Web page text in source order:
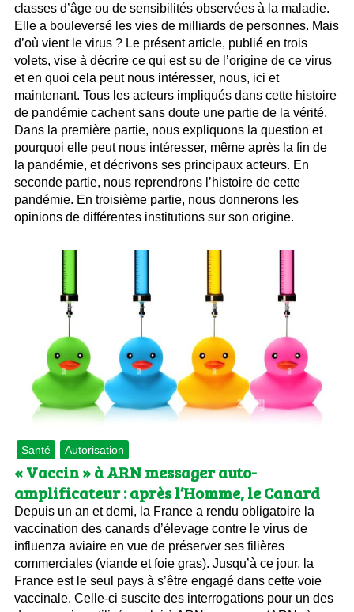
classes d’âge ou de sensibilités observées à la maladie.
Elle a bouleversé les vies de milliards de personnes. Mais
d’où vient le virus ? Le présent article, publié en trois
volets, vise à décrire ce qui est su de l’origine de ce virus
et en quoi cela peut nous intéresser, nous, ici et
maintenant. Tous les acteurs impliqués dans cette histoire
de pandémie cachent sans doute une partie de la vérité.
Dans la première partie, nous expliquons la question et
pourquoi elle peut nous intéresser, même après la fin de
la pandémie, et décrivons ses principaux acteurs. En
seconde partie, nous reprendrons l’histoire de cette
pandémie. En troisième partie, nous donnerons les
opinions de différentes institutions sur son origine.
Santé Autorisation
« Vaccin » à ARN messager auto-
amplificateur : après l’Homme, le Canard
Depuis un an et demi, la France a rendu obligatoire la
vaccination des canards d’élevage contre le virus de
influenza aviaire en vue de préserver ses filières
commerciales (viande et foie gras). Jusqu’à ce jour, la
France est le seul pays à s’être engagé dans cette voie
vaccinale. Celle-ci suscite des interrogations pour un des